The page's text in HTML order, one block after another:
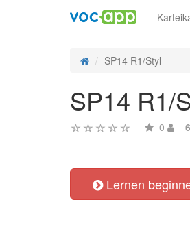
SP14 R1/Styl
SP14 R1/
0
Lernen